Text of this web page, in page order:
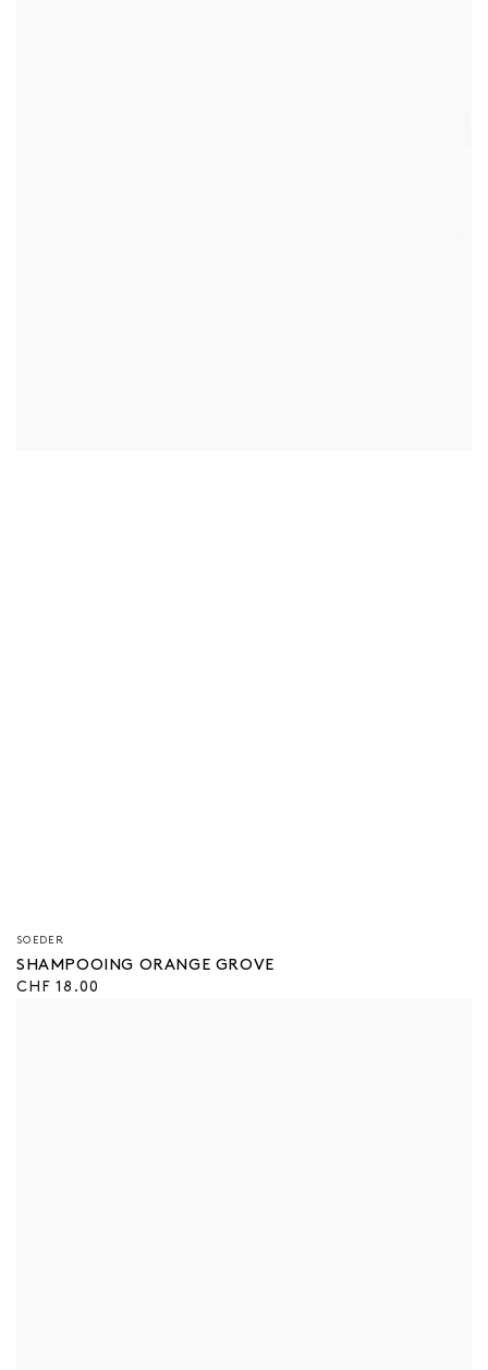
Vendeur/vendeuse
:
SOEDER
SHAMPOOING ORANGE GROVE
Prix
CHF 18.00